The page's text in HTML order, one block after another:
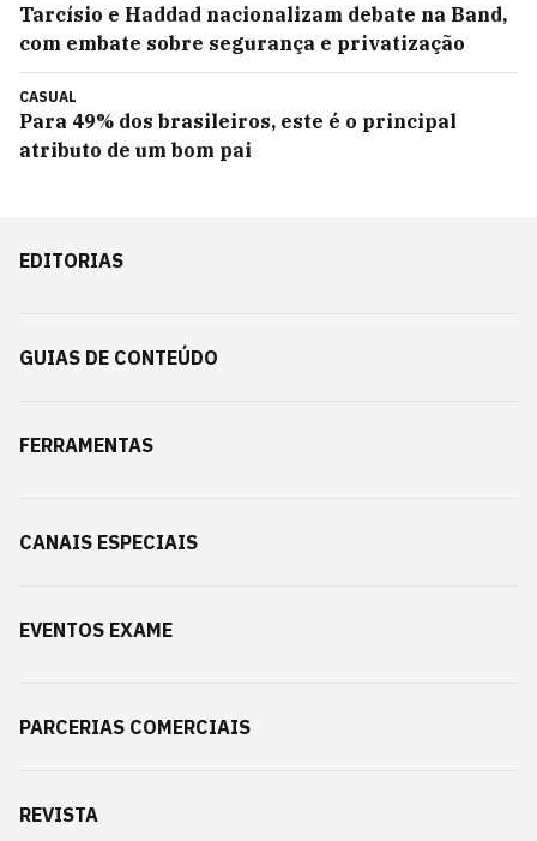
Tarcísio e Haddad nacionalizam debate na Band,
com embate sobre segurança e privatização
CASUAL
Para 49% dos brasileiros, este é o principal
atributo de um bom pai
EDITORIAS
GUIAS DE CONTEÚDO
FERRAMENTAS
CANAIS ESPECIAIS
EVENTOS EXAME
PARCERIAS COMERCIAIS
REVISTA